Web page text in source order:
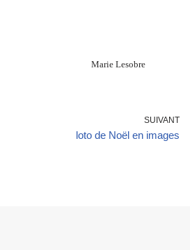
SUIVANT
loto de Noël en images